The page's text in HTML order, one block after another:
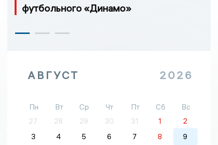
футбольного «Динамо»
АВГУСТ 2026
Пн Вт Ср Чт Пт Сб
Вс
27
28 29 30 31 1
2
3
4 5 6 7 8
9